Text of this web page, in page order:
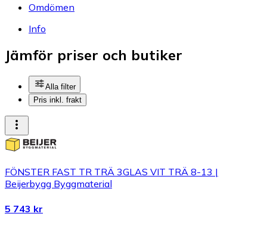
Omdömen
Info
Jämför priser och butiker
Alla filter
Pris inkl. frakt
FÖNSTER FAST TR TRÄ 3GLAS VIT TRÄ 8-13 |
Beijerbygg Byggmaterial
5 743 kr